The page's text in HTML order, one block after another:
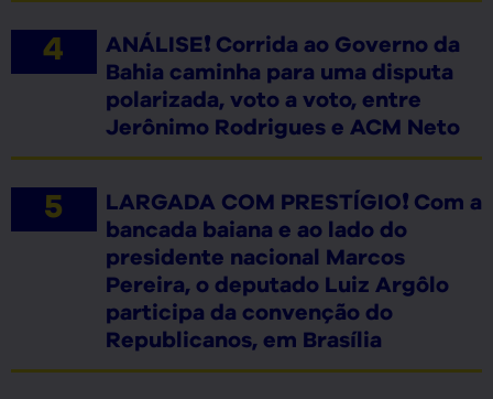
ANÁLISE❗ Corrida ao Governo da
Bahia caminha para uma disputa
polarizada, voto a voto, entre
Jerônimo Rodrigues e ACM Neto
LARGADA COM PRESTÍGIO❗ Com a
bancada baiana e ao lado do
presidente nacional Marcos
Pereira, o deputado Luiz Argôlo
participa da convenção do
Republicanos, em Brasília